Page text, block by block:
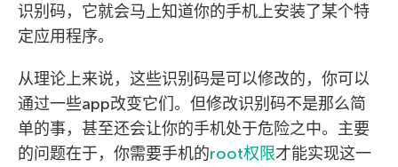
识别码，它就会马上知道你的手机上安装了某个特
定应用程序。
从理论上来说，这些识别码是可以修改的，你可以
通过一些app改变它们。但修改识别码不是那么简
单的事，甚至还会让你的手机处于危险之中。主要
的问题在于，你需要手机的root权限才能实现这一